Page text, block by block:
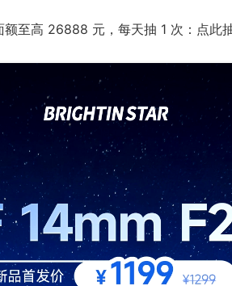
至高 26888 元，每天抽 1 次：点此